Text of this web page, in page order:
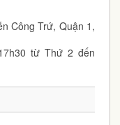
Công Trứ, Quận 1,
từ Thứ 2 đến